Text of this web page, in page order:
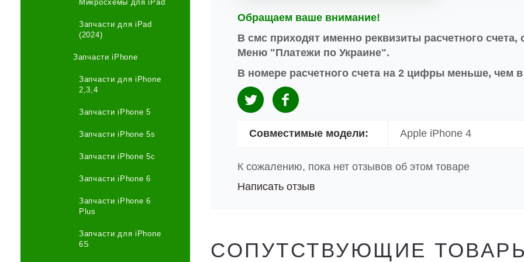
Микросхемы для iPad
Запчасти для iPad
(2024)
Запчасти iPhone
Запчасти для iPhone
2,3,4
Запчасти iPhone 5
Запчасти iPhone 5s
Запчасти iPhone 5c
Запчасти iPhone 6
Запчасти iPhone 6
Plus
Запчасти для iPhone
6S
Обращаем ваше внимание!
В смс приходят именно реквизиты расчетного
Меню "Платежи по Украине".
В номере расчетного счета на 2 цифры меньше, чем
Совместимые модели: Apple iPhone 4
К сожалению, пока нет отзывов об этом товаре
Написать отзыв
СОПУТСТВУЮЩИЕ